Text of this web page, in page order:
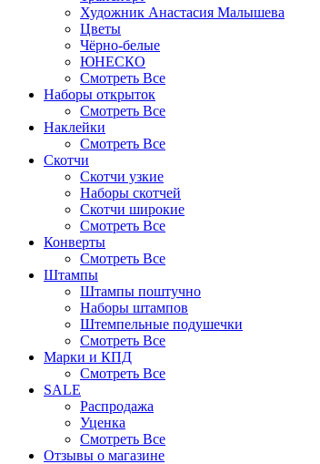
Художник Анастасия Малышева
Цветы
Чёрно-белые
ЮНЕСКО
Смотреть Все
Наборы открыток
Смотреть Все
Наклейки
Смотреть Все
Скотчи
Скотчи узкие
Наборы скотчей
Скотчи широкие
Смотреть Все
Конверты
Смотреть Все
Штампы
Штампы поштучно
Наборы штампов
Штемпельные подушечки
Смотреть Все
Марки и КПД
Смотреть Все
SALE
Распродажа
Уценка
Смотреть Все
Отзывы о магазине